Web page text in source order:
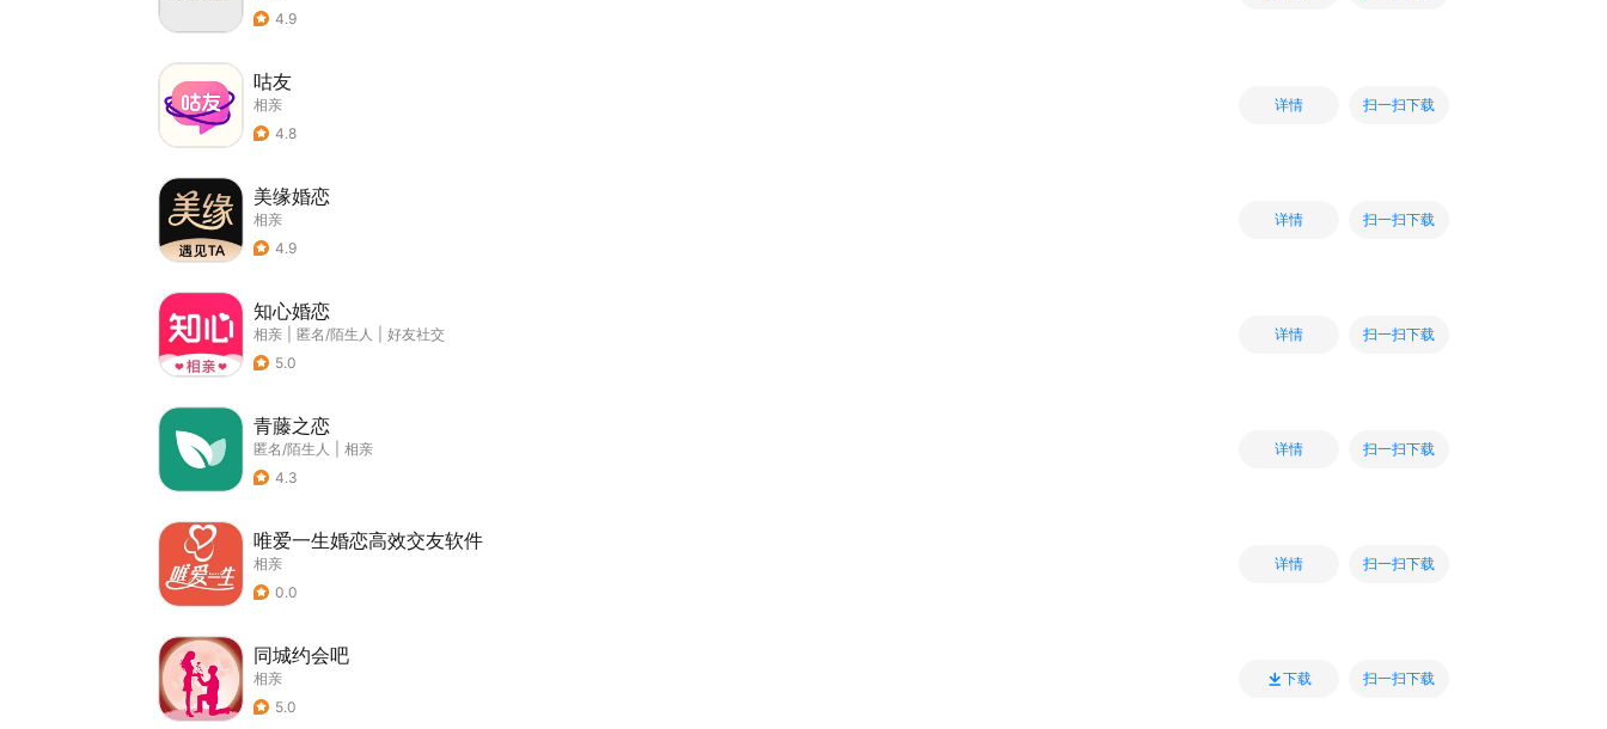
4.9
咕友
相亲
4.8
详情 扫一扫下载
美缘婚恋
相亲
4.9
详情 扫一扫下载
知心婚恋
相亲 匿名/陌生人
好友社交
5.0
详情 扫一扫下载
青藤之恋
匿名/陌生人
相亲
4.3
详情 扫一扫下载
唯爱一生婚恋高效交友软件
相亲
0.0
详情 扫一扫下载
同城约会吧
相亲
5.0
下载 扫一扫下载